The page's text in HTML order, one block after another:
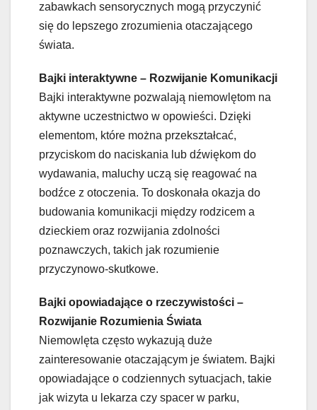
zabawkach sensorycznych mogą przyczynić
się do lepszego zrozumienia otaczającego
świata.
Bajki interaktywne – Rozwijanie Komunikacji
Bajki interaktywne pozwalają niemowlętom na
aktywne uczestnictwo w opowieści. Dzięki
elementom, które można przekształcać,
przyciskom do naciskania lub dźwiękom do
wydawania, maluchy uczą się reagować na
bodźce z otoczenia. To doskonała okazja do
budowania komunikacji między rodzicem a
dzieckiem oraz rozwijania zdolności
poznawczych, takich jak rozumienie
przyczynowo-skutkowe.
Bajki opowiadające o rzeczywistości –
Rozwijanie Rozumienia Świata
Niemowlęta często wykazują duże
zainteresowanie otaczającym je światem. Bajki
opowiadające o codziennych sytuacjach, takie
jak wizyta u lekarza czy spacer w parku,